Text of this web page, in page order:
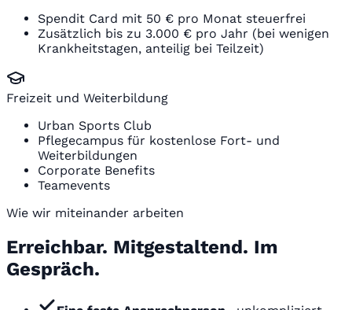
Spendit Card mit 50 € pro Monat steuerfrei
Zusätzlich bis zu 3.000 € pro Jahr (bei wenigen
Krankheitstagen, anteilig bei Teilzeit)
Freizeit und Weiterbildung
Urban Sports Club
Pflegecampus für kostenlose Fort- und
Weiterbildungen
Corporate Benefits
Teamevents
Wie wir miteinander arbeiten
Erreichbar. Mitgestaltend. Im
Gespräch.